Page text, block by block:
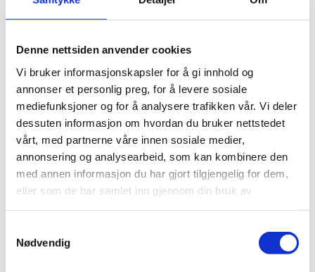
Denne nettsiden anvender cookies
Vi bruker informasjonskapsler for å gi innhold og
annonser et personlig preg, for å levere sosiale
mediefunksjoner og for å analysere trafikken vår. Vi deler
dessuten informasjon om hvordan du bruker nettstedet
vårt, med partnerne våre innen sosiale medier,
annonsering og analysearbeid, som kan kombinere den
med annen informasjon du har gjort tilgjengelig for dem,
eller som de har samlet inn gjennom din bruk av
Nødvendig
Av hensyn til allergikere bør man unngå å plante for
mange trær av allergifremkallende tresorter som
bjørk, or, hassel og selje i nye parkanlegg som står
nær bebyggelse. Et godt alternativ til bjørk er rogn.